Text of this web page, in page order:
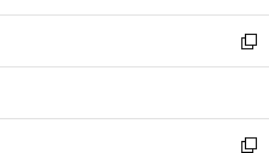
開
く
ウ
で
開
ン
ド
ウ
開
く
ウ
ィ
ン
ウ
で
し
い
ウ
ン
ド
新
し
ウ
ィ